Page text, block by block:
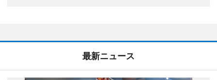
最新ニュース